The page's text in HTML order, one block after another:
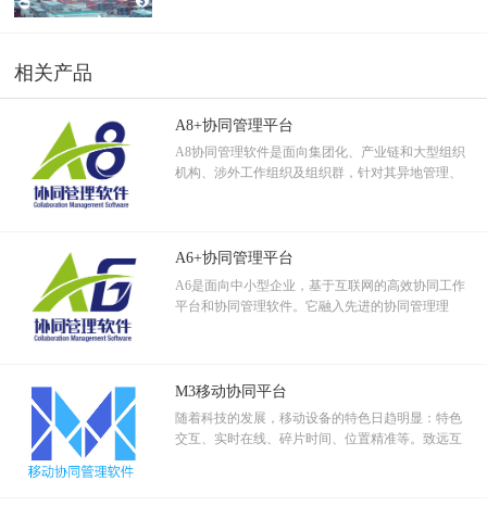
库存数据出现错误。而且从OA上流转，也能节省我们不少沟通时间和
服装的搭配美观与否，对消费者的购买具有极大地引导作用，但店铺
当季新品服饰的搭配图等发回公司总部，由总部专门的陈列师进行审
“我感觉用协同之后更加方便快捷了。在之前，我们需要将新品陈列摆
放照片通过邮件发送回总部，由陈列设计师来评定是否合格，由于每
在只要把照片通过协同发过去，省事、轻松，而且陈列设计师还能直
接回复意见，比之前更加便捷”。V·GRASS王府井店刘素霞这样来描述
她的感受，“还有，通过OA，之前需要发传真的员工招聘表、店铺申
领单等，现在直接通过A6协同发送给相关人员，不用再像以前一样挨
理中，处理意见是什么，这在以前都是无法想象的。需要频繁打电话
了解情况也没有了，各处意见一目了然。”
不止如此，劲草员工还活学活用，例如品管部经理胡敬来将皮衣、尼
克服等复杂的打理、保养、折叠程序拍摄并放到OA上供终端导购们参
考。而考评改为通过OA收集后，生产中心的市场投诉，在以往文字描
分散服务揉合起来，使连锁经营体现出地域优势、
服务优势、规模优势和资源整合共享。
相关产品
A8+协同管理平台
A8协同管理软件是面向集团化、产业链和大型组织
机构、涉外工作组织及组织群，针对其异地管理、
A6+协同管理平台
A6是面向中小型企业，基于互联网的高效协同工作
平台和协同管理软件。它融入先进的协同管理理
M3移动协同平台
随着科技的发展，移动设备的特色日趋明显：特色
交互、实时在线、碎片时间、位置精准等。致远互